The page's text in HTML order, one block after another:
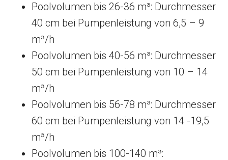
Poolvolumen bis 26-36 m³: Durchmesser
40 cm bei Pumpenleistung von 6,5 – 9
m³/h
Poolvolumen bis 40-56 m³: Durchmesser
50 cm bei Pumpenleistung von 10 – 14
m³/h
Poolvolumen bis 56-78 m³: Durchmesser
60 cm bei Pumpenleistung von 14 -19,5
m³/h
Poolvolumen bis 100-140 m³: